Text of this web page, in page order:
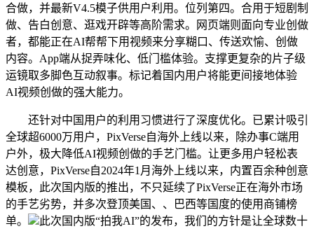
合做，并最新V4.5模子供用户利用。位列第四。合用于短剧制
做、告白创意、逛戏开辟等高阶需求。网页端则面向专业创做
者，都能正在AI帮帮下用视频来分享糊口、传送欢愉、创做
内容。App端从捉弄味化、低门槛体验。支撑更复杂的片子级
运镜取多脚色互动叙事。标记着国内用户将能更间接地体验
AI视频创做的强大能力。
还针对中国用户的利用习惯进行了深度优化。已累计吸引
全球超6000万用户，PixVerse自海外上线以来，除办事C端用
户外，极大降低AI视频创做的手艺门槛。让更多用户轻松表
达创意，PixVerse自2024年1月海外上线以来，内置百余种创意
模板，此次国内版的推出，不只延续了PixVerse正在海外市场
的手艺劣势，并多次登顶美国、、巴西等国度的使用商铺榜
单。
此次国内版“拍我AI”的发布，我们的方针是让全球数十